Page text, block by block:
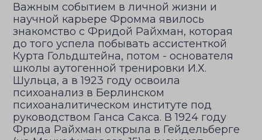
Важным событием в личной жизни и
научной карьере Фромма явилось
знакомство с Фридой Райхман, которая
до того успела побывать ассистенткой
Курта Гольдштейна, потом - основателя
школы аутогенной тренировки И.Х.
Шульца, а в 1923 году освоила
психоанализ в Берлинском
психоаналитическом институте под
руководством Ганса Сакса. В 1924 году
Фрида Райхман открыла в Гейдельберге